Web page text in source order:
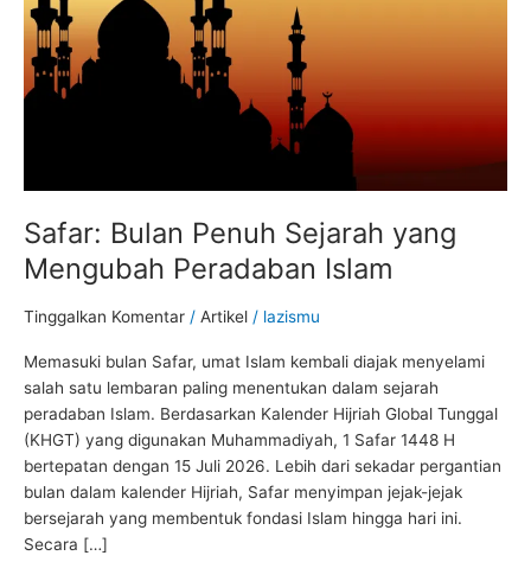
Safar: Bulan Penuh Sejarah yang
Mengubah Peradaban Islam
Tinggalkan Komentar / Artikel / lazismu
Memasuki bulan Safar, umat Islam kembali diajak menyelami
salah satu lembaran paling menentukan dalam sejarah
peradaban Islam. Berdasarkan Kalender Hijriah Global Tunggal
(KHGT) yang digunakan Muhammadiyah, 1 Safar 1448 H
bertepatan dengan 15 Juli 2026. Lebih dari sekadar pergantian
bulan dalam kalender Hijriah, Safar menyimpan jejak-jejak
bersejarah yang membentuk fondasi Islam hingga hari ini.
Secara […]
Peradaban
Islam